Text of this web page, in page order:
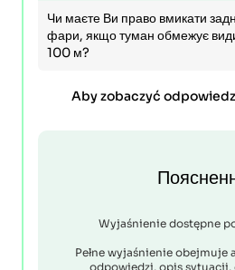
Чи маєте Ви право вмикати
фари, якщо туман обмежує
100 м?
Aby zobaczyć
Wyjaśnienie dostępne
Pełne wyjaśnienie obejmuje
odpowiedzi, opis sytuacji,